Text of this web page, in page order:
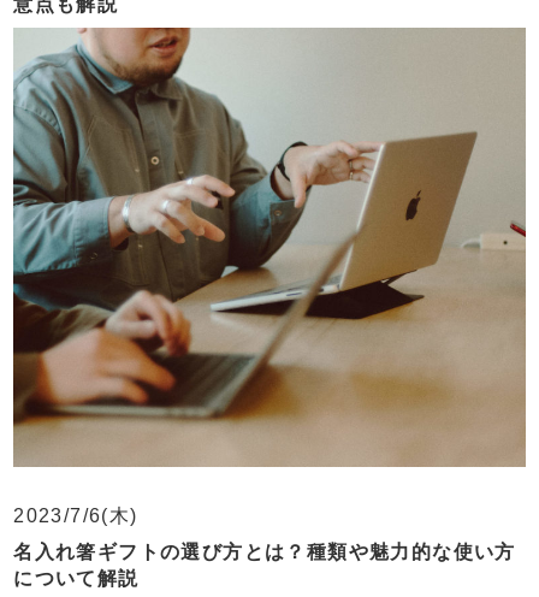
意点も解説
2023/7/6(木)
名入れ箸ギフトの選び方とは？種類や魅力的な使い方
について解説